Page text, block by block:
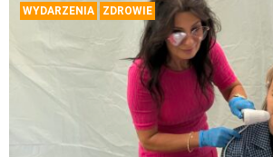
WYDARZENIA ZDROWIE